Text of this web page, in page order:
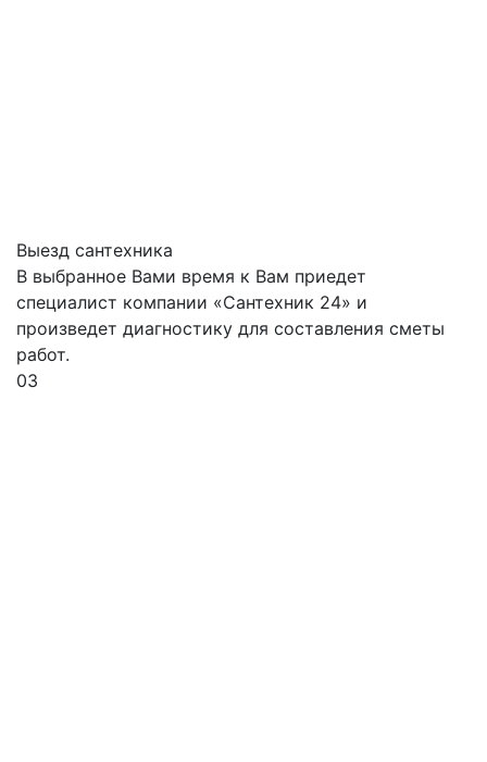
Выезд сантехника
В выбранное Вами время к Вам приедет
специалист компании «Сантехник 24» и
произведет диагностику для составления сметы
работ.
03